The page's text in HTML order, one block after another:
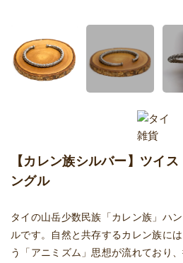
【カレン族シルバー】ツイ
ングル
タイの山岳少数民族「カレン族」ハ
ルです。自然と共存するカレン族に
う「アニミズム」思想が流れており